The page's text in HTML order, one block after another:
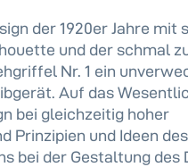
der 1920er Jahre mit
und der schmal
Nr. 1 ein
Auf das
bei gleichzeitig hoher
Prinzipien und Ideen des
bei der Gestaltung